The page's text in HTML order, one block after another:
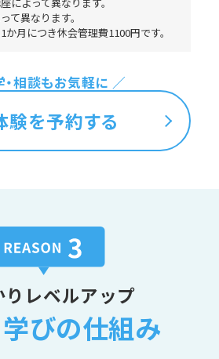
て異なります。
月につき休会管理費1100円です。
相談もお気軽に ／
験を予約する
りレベルアップ
びの仕組み